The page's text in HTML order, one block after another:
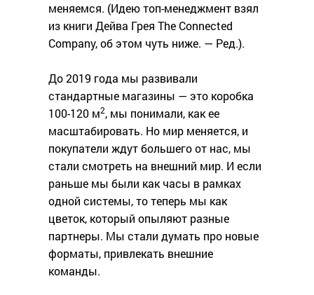
меняемся. (Идею топ-менеджмент взял
из книги Дейва Грея The Connected
Company, об этом чуть ниже. — Ред.).
До 2019 года мы развивали
стандартные магазины — это коробка
100-120 м2, мы понимали, как ее
масштабировать. Но мир меняется, и
покупатели ждут большего от нас, мы
стали смотреть на внешний мир. И если
раньше мы были как часы в рамках
одной системы, то теперь мы как
цветок, который опыляют разные
партнеры. Мы стали думать про новые
форматы, привлекать внешние
команды.